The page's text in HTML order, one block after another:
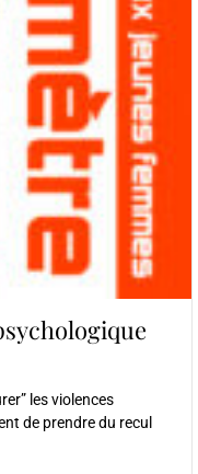
les violences
de prendre du recul